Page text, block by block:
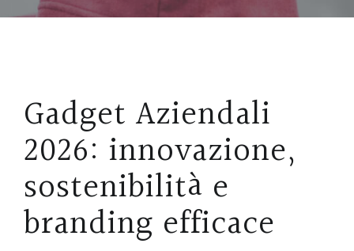
Gadget Aziendali
2026: innovazione,
sostenibilità e
branding efficace